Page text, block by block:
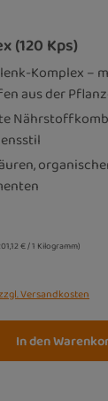
(120 Kps)
Komplex –
aus der
€ / 1 Kilogramm)
Versandkosten
In den